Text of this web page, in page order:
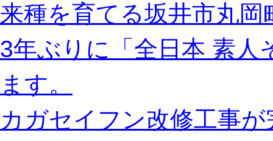
来種を育てる坂井市丸岡
3年ぶりに「全日本 素人
ます。
カガセイフン改修工事